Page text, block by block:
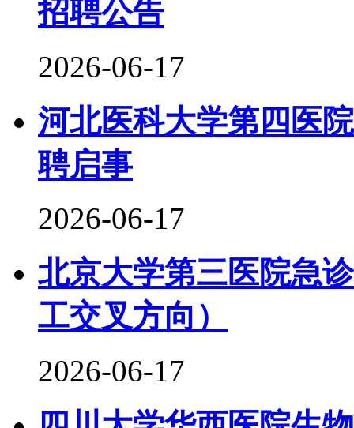
招聘公告
2026-06-17
河北医科大学第四医
聘启事
2026-06-17
北京大学第三医院急
工交叉方向）
2026-06-17